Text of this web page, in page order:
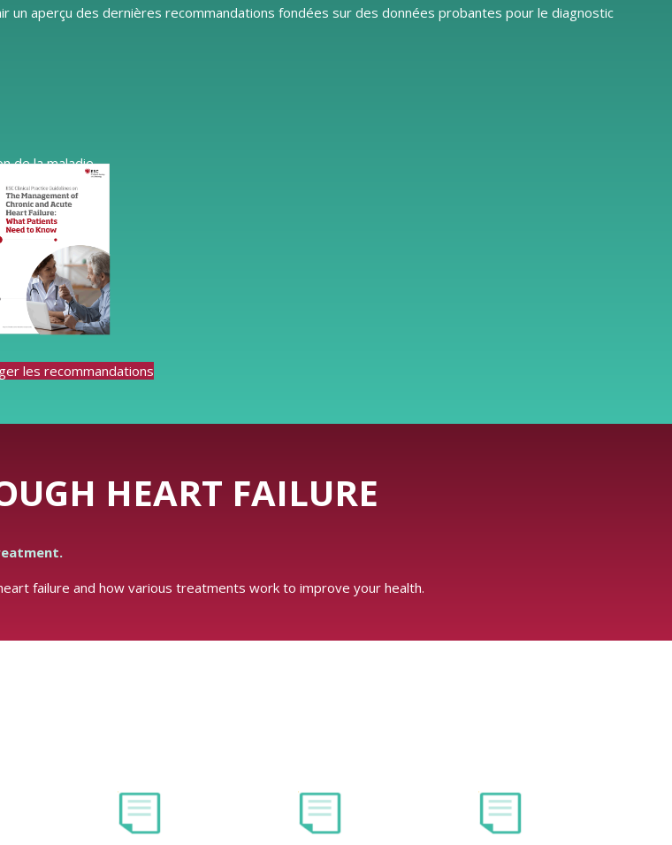
un aperçu des dernières recommandations fondées sur des données probantes pour le diagnostic
de la maladie.
les recommandations
HEART FAILURE
failure and how various treatments work to improve your health.